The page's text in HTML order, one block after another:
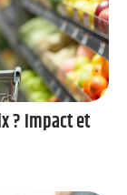
? Impact et